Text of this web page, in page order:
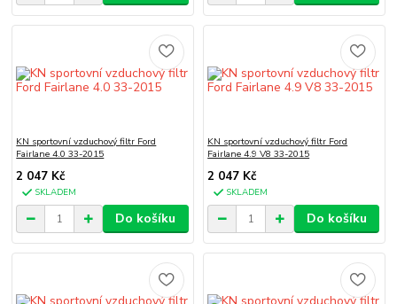
KN sportovní vzduchový filtr Ford
Fairlane 4.0 33-2015
2 047 Kč
SKLADEM
Do košíku
KN sportovní vzduchový filtr Ford
Fairlane 4.9 V8 33-2015
2 047 Kč
SKLADEM
Do košíku